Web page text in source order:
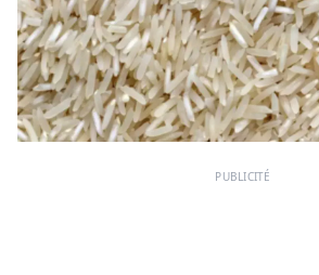
PUBLICITÉ